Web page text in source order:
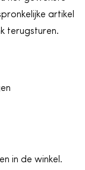
artikel
terugsturen.
in de winkel.